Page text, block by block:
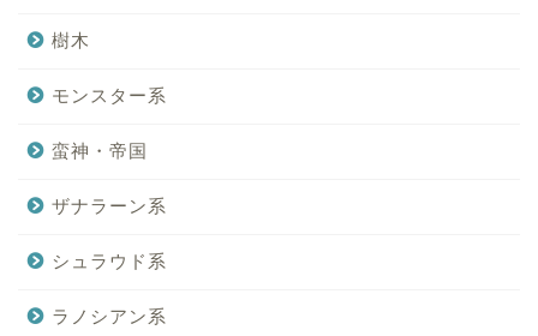
樹木
モンスター系
蛮神・帝国
ザナラーン系
シュラウド系
ラノシアン系